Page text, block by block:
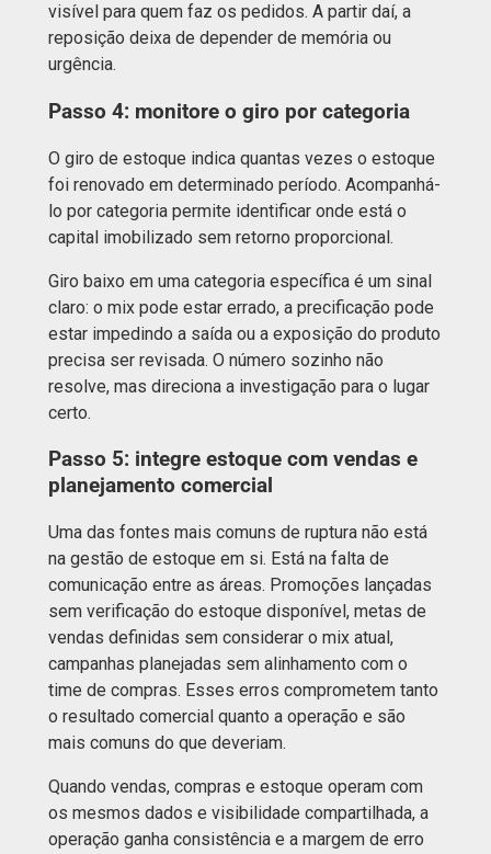
visível para quem faz os pedidos. A partir daí, a
reposição deixa de depender de memória ou
urgência.
Passo 4: monitore o giro por categoria
O giro de estoque indica quantas vezes o estoque
foi renovado em determinado período. Acompanhá-
lo por categoria permite identificar onde está o
capital imobilizado sem retorno proporcional.
Giro baixo em uma categoria específica é um sinal
claro: o mix pode estar errado, a precificação pode
estar impedindo a saída ou a exposição do produto
precisa ser revisada. O número sozinho não
resolve, mas direciona a investigação para o lugar
certo.
Passo 5: integre estoque com vendas e
planejamento comercial
Uma das fontes mais comuns de ruptura não está
na gestão de estoque em si. Está na falta de
comunicação entre as áreas. Promoções lançadas
sem verificação do estoque disponível, metas de
vendas definidas sem considerar o mix atual,
campanhas planejadas sem alinhamento com o
time de compras. Esses erros comprometem tanto
o resultado comercial quanto a operação e são
mais comuns do que deveriam.
Quando vendas, compras e estoque operam com
os mesmos dados e visibilidade compartilhada, a
operação ganha consistência e a margem de erro